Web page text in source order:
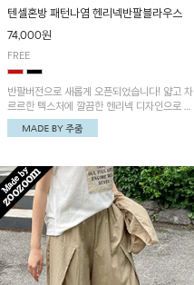
텐셀혼방 패턴나염 헨리넥반팔블라우스
74,000원
FREE
반팔버전으로 새롭게 오픈되었습니다! 얇고 차
르르한 텍스처에 깔끔한 헨리넥 디자인으로 제
작된 블라우스예요~볼륨감있는 소매 셔링과
세련된 나염패턴으로 유니크한 매력 UP!